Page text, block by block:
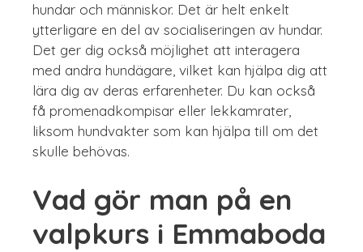
hundar och människor. Det är helt enkelt
ytterligare en del av socialiseringen av hundar.
Det ger dig också möjlighet att interagera
med andra hundägare, vilket kan hjälpa dig att
lära dig av deras erfarenheter. Du kan också
få promenadkompisar eller lekkamrater,
liksom hundvakter som kan hjälpa till om det
skulle behövas.
Vad gör man på en
valpkurs i Emmaboda